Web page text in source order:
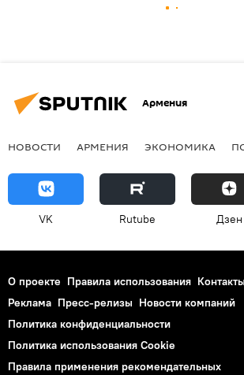
Армения
НОВОСТИ АРМЕНИЯ ЭКОНОМИКА
VK Rutube Дзен
О проекте Правила использования Контакты
Реклама Пресс-релизы Новости компаний
Политика конфиденциальности
Политика использования Cookie
Правила применения рекомендательных